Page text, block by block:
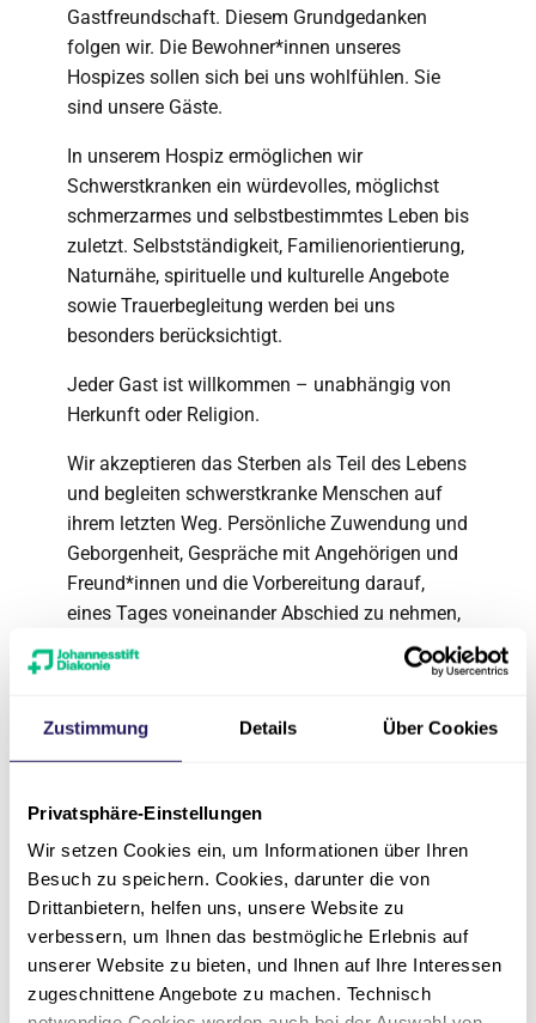
Zustimmung Details Über Cookies
Privatsphäre-Einstellungen
Wir setzen Cookies ein, um Informationen über Ihren
Besuch zu speichern. Cookies, darunter die von
Drittanbietern, helfen uns, unsere Website zu
verbessern, um Ihnen das bestmögliche Erlebnis auf
unserer Website zu bieten, und Ihnen auf Ihre Interessen
zugeschnittene Angebote zu machen. Technisch
Gastfreundschaft. Diesem Grundgedanken
folgen wir. Die Bewohner*innen unseres
Hospizes sollen sich bei uns wohlfühlen. Sie
sind unsere Gäste.
In unserem Hospiz ermöglichen wir
Schwerstkranken ein würdevolles, möglichst
schmerzarmes und selbstbestimmtes Leben bis
zuletzt. Selbstständigkeit, Familienorientierung,
Naturnähe, spirituelle und kulturelle Angebote
sowie Trauerbegleitung werden bei uns
besonders berücksichtigt.
Jeder Gast ist willkommen – unabhängig von
Herkunft oder Religion.
Wir akzeptieren das Sterben als Teil des Lebens
und begleiten schwerstkranke Menschen auf
ihrem letzten Weg. Persönliche Zuwendung und
Geborgenheit, Gespräche mit Angehörigen und
Freund*innen und die Vorbereitung darauf,
eines Tages voneinander Abschied zu nehmen,
gehören dabei für uns fest zu einer
ganzheitlicher Pflege und Betreuung.
Wir sind Mitglied im
Hospiz- und Palliativ-
Wer war Simeon?
Das Simeon Hospiz ist benannt nach dem
Propheten Simeon, von dem die Bibel im
Rahmen der Weihnachtsgeschichte erzählt
(Lukas 2,25-30).
Simeon ist ein frommer Mann. Ihm hatte Gott